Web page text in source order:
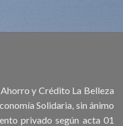
y Crédito La Belleza
Solidaria, sin ánimo
privado según acta 01